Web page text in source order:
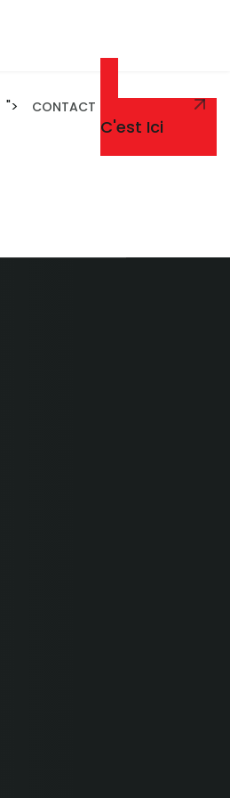
"> CONTACT Un Renseignement
C'est Ici